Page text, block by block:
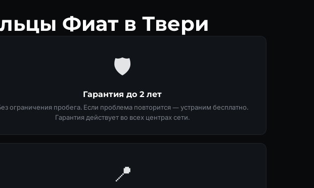
Фиат в Твери
🛡
Гарантия до 2 лет
ограничения пробега. Если проблема повторится — устраним бесплатно.
Гарантия действует во всех центрах сети.
📍